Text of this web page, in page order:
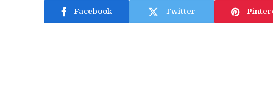
Facebook Twitter